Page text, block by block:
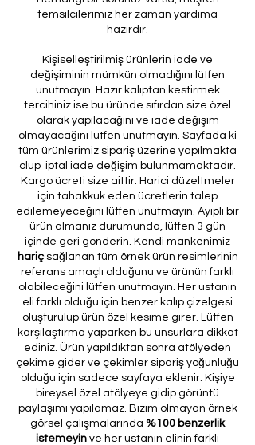
temsilcilerimiz her zaman yardıma
hazırdır.
Kişiselleştirilmiş ürünlerin iade ve
değişiminin mümkün olmadığını lütfen
unutmayın. Hazır kalıptan kestirmek
tercihiniz ise bu üründe sıfırdan size özel
olarak yapılacağını ve iade değişim
olmayacağını lütfen unutmayın. Sayfada ki
tüm ürünlerimiz sipariş üzerine yapılmakta
olup iptal iade değişim bulunmamaktadır.
Kargo ücreti size aittir. Harici düzeltmeler
için tahakkuk eden ücretlerin talep
edilemeyeceğini lütfen unutmayın. Ayıplı bir
ürün almanız durumunda, lütfen 3 gün
içinde geri gönderin. Kendi mankenimiz
hariçsağlanan tüm örnek ürün resimlerinin
referans amaçlı olduğunu ve ürünün farklı
olabileceğini lütfen unutmayın. Her ustanın
eli farklı olduğu için benzer kalıp çizelgesi
oluşturulup ürün özel kesime girer. Lütfen
karşılaştırma yaparken bu unsurlara dikkat
ediniz. Ürün yapıldıktan sonra atölyeden
çekime gider ve çekimler sipariş yoğunluğu
olduğu için sadece sayfaya eklenir. Kişiye
bireysel özel atölyeye gidip görüntü
paylaşımı yapılamaz. Bizim olmayan örnek
görsel çalışmalarında %100 benzerlik
istemeyin ve her ustanın elinin farklı